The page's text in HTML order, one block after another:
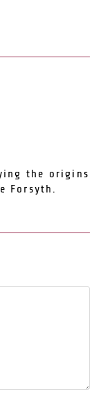
the origins
Forsyth.